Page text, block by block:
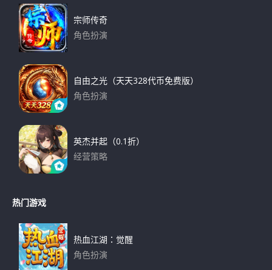
宗师传奇
角色扮演
自由之光（天天328代币免费版）
角色扮演
英杰并起（0.1折）
经营策略
热门游戏
热血江湖：觉醒
角色扮演